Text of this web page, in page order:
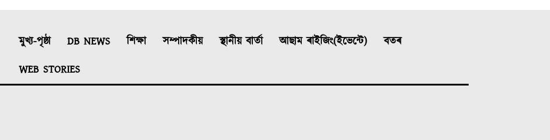
মুখ্য-পৃষ্ঠা DB NEWS শিক্ষা সম্পাদকীয় স্থানীয় বাৰ্তা আছাম ৰাইজিং(ইভেন্টে)
বতৰ
WEB STORIES